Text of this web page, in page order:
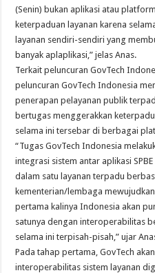
(Senin) bukan aplikasi atau
keterpaduan layanan karena
layanan sendiri-sendiri yang
banyak aplaplikasi,” jelas Anas.
Terkait peluncuran GovTech
peluncuran GovTech Indonesia
penerapan pelayanan publik
bertugas menggerakkan
selama ini tersebar di berbagai
“Tugas GovTech Indonesia
integrasi sistem antar aplikasi
dalam satu layanan terpadu
kementerian/lembaga
pertama kalinya Indonesia akan
satunya dengan interoperabilitas
selama ini terpisah-pisah,” ujar
Pada tahap pertama, GovTech
interoperabilitas sistem layanan